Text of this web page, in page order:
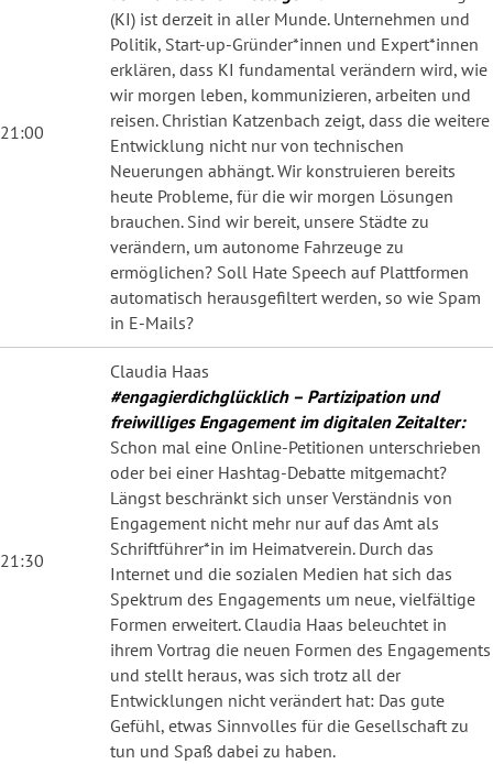
21:00
(KI) ist derzeit in aller Munde. Unternehmen und
Politik, Start-up-Gründer*innen und Expert*innen
erklären, dass KI fundamental verändern wird, wie
wir morgen leben, kommunizieren, arbeiten und
reisen. Christian Katzenbach zeigt, dass die weitere
Entwicklung nicht nur von technischen
Neuerungen abhängt. Wir konstruieren bereits
heute Probleme, für die wir morgen Lösungen
brauchen. Sind wir bereit, unsere Städte zu
verändern, um autonome Fahrzeuge zu
ermöglichen? Soll Hate Speech auf Plattformen
automatisch herausgefiltert werden, so wie Spam
in E-Mails?
21:30
Claudia Haas
#engagierdichglücklich – Partizipation und
freiwilliges Engagement im digitalen Zeitalter:
Schon mal eine Online-Petitionen unterschrieben
oder bei einer Hashtag-Debatte mitgemacht?
Längst beschränkt sich unser Verständnis von
Engagement nicht mehr nur auf das Amt als
Schriftführer*in im Heimatverein. Durch das
Internet und die sozialen Medien hat sich das
Spektrum des Engagements um neue, vielfältige
Formen erweitert. Claudia Haas beleuchtet in
ihrem Vortrag die neuen Formen des Engagements
und stellt heraus, was sich trotz all der
Entwicklungen nicht verändert hat: Das gute
Gefühl, etwas Sinnvolles für die Gesellschaft zu
tun und Spaß dabei zu haben.